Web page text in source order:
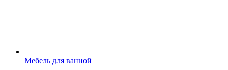
Мебель для ванной